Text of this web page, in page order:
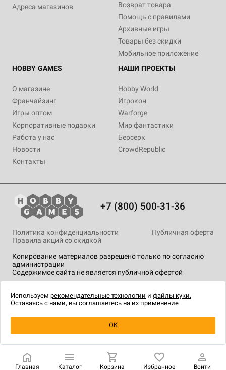
Купить| 6 490 ₽
Адреса магазинов
Возврат товара
Помощь с правилами
Архивные игры
Товары без скидки
Мобильное приложение
HOBBY GAMES
О магазине
Франчайзинг
Игры оптом
Корпоративные подарки
Работа у нас
Новости
Контакты
НАШИ ПРОЕКТЫ
Hobby World
Игрокон
Warforge
Мир фантастики
Берсерк
CrowdRepublic
+7 (800) 500-31-36
Копирование материалов разрешено только по согласию
администрации
Содержимое сайта не является публичной офертой
Политика конфиденциальности
Публичная оферта
Правила акций со скидкой
технологии.
Главная Каталог Корзина Избранное Войти
Используем рекомендательные технологии и файлы куки.
Оставаясь с нами, вы соглашаетесь на их применение
OK